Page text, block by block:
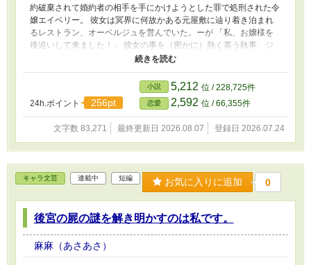
約破棄されて婚約者の相手を手にかけようとした罪で処刑された令
嬢エイベリー。 彼女は冥界に何故かある元屋敷に辿り着き泊まれ
るレストラン、オーベルジュを営んでいた。ーが 「私、お嬢様を
後追いして来ました！」 彼女の事を（密かに）熱く慕う執事、ジ
ェイがやって来た。 エイベリーの料理は生死を彷徨い、なぜ冥界
に来たか分からない客を黄泉と現世に返すヒントになる役割があ
る。 お客とジェイに関わり生前の気持ちをエイベリーは整理し始
めるが件の婚約者達があの時の姿でやってくる事になる。（最終章
ザマァあり。執事と現代転生ハピエンものです。お客は猫や現代の
元婚約破棄達意外妖怪と現代の人間です。元婚約者再登場は最終章
から8月3日21時半から公開！）
24h.ポイント 256pt
小説 5,212 位 / 228,725件
恋愛 2,592 位 / 66,355件
文字数 83,271 最終更新日 2026.08.07 登録日 2026.07.24
キャラ文芸 連載中 短編 お気に入りに追加 0
後宮の屍の謎を解き明かすのは私です。
麻麻（あさあさ）